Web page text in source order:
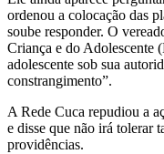
ordenou a colocação das
soube responder. O
Criança e do Adolescente
adolescente sob sua
constrangimento”.
A Rede Cuca repudiou a
e disse que não irá tolerar
providências.